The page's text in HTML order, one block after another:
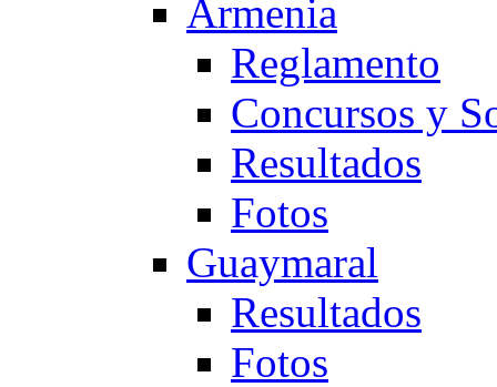
Armenia
Reglamento
Concursos y
Resultados
Fotos
Guaymaral
Resultados
Fotos